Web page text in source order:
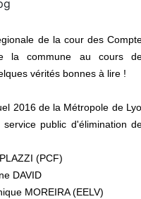
de la cour des
la commune au cours
vérités bonnes à lire !
2016 de la Métropole de
public d'élimination
(PCF)
DAVID
MOREIRA (EELV)